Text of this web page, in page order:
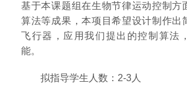
基于本课题组在生物节律运动控制方
算法等成果，本项目希望设计制作出
飞行器，应用我们提出的控制算法
能。
拟指导学生人数：2-3人